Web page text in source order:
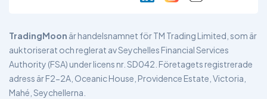
TradingMoon är handelsnamnet för TM Trading Limited, som är
auktoriserat och reglerat av Seychelles Financial Services
Authority (FSA) under licens nr. SD042. Företagets registrerade
adress är F2-2A, Oceanic House, Providence Estate, Victoria,
Mahé, Seychellerna.